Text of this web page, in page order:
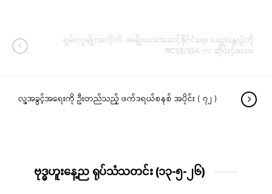
ရှမ်းလူမျိုးအလိုက် အမျိုးသားအဆင့်နိုင်ငံရေး ဆွေးနွေးပွဲကို
RCSS/SSA က ဆိုင်းငံ့ထား။
လူ့အခွင့်အရေးကို ဦးတည်သည့် ဖက်ဒရယ်စနစ် အပိုင်း ( ၇၂ )
ဗုဒ္ဓဟူးနေ့ည ရုပ်သံသတင်း (၁၃-၅-၂၆)